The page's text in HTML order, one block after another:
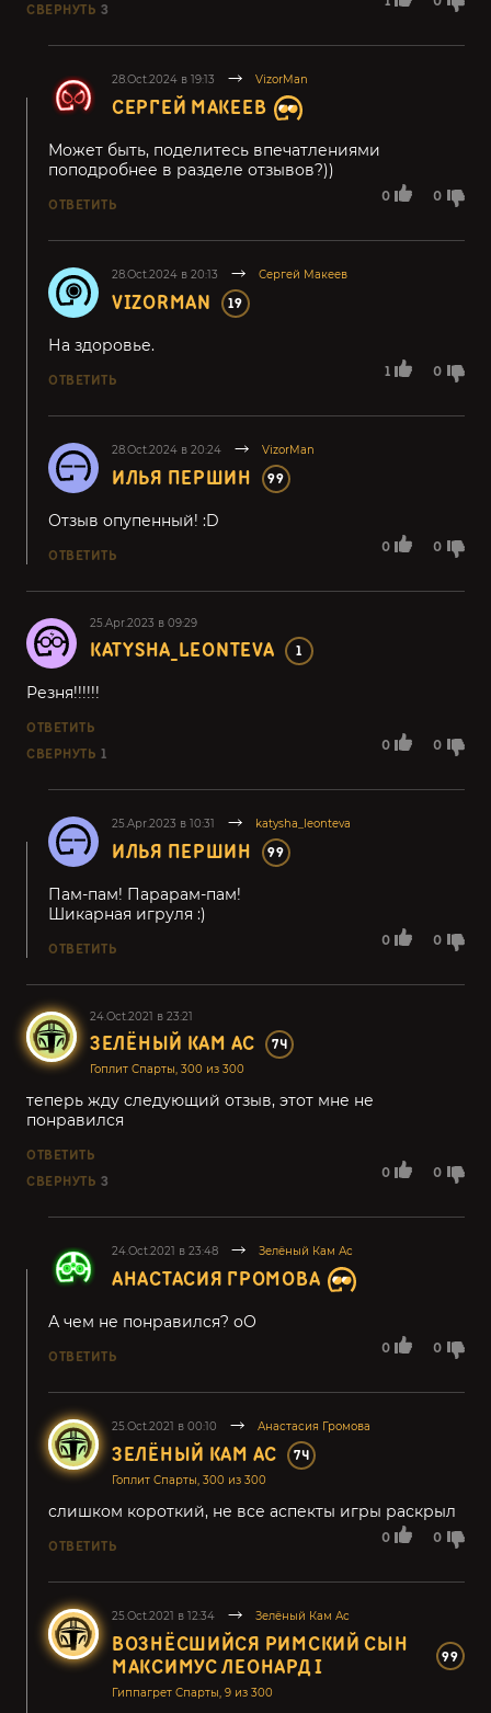
СВЕРНУТЬ 3
28.Oct.2024 в 19:13 VizorMan
СЕРГЕЙ МАКЕЕВ
0 0
Может быть, поделитесь впечатлениями
поподробнее в разделе отзывов?))
ОТВЕТИТЬ
28.Oct.2024 в 20:13 Сергей Макеев
VIZORMAN 19
1 0
На здоровье.
ОТВЕТИТЬ
28.Oct.2024 в 20:24 VizorMan
ИЛЬЯ ПЕРШИН 99
0 0
Отзыв опупенный! :D
ОТВЕТИТЬ
25.Apr.2023 в 09:29
KATYSHA_LEONTEVA 1
0 0
Резня!!!!!!
ОТВЕТИТЬ
СВЕРНУТЬ 1
25.Apr.2023 в 10:31 katysha_leonteva
ИЛЬЯ ПЕРШИН 99
0 0
Пам-пам! Парарам-пам!
Шикарная игруля :)
ОТВЕТИТЬ
24.Oct.2021 в 23:21
ЗЕЛЁНЫЙ КАМ АС 74
Гоплит Спарты, 300 из 300
0 0
теперь жду следующий отзыв, этот мне не
понравился
ОТВЕТИТЬ
СВЕРНУТЬ 3
24.Oct.2021 в 23:48 Зелёный Кам Ас
АНАСТАСИЯ ГРОМОВА
0 0
А чем не понравился? оО
ОТВЕТИТЬ
25.Oct.2021 в 00:10 Анастасия Громова
ЗЕЛЁНЫЙ КАМ АС 74
Гоплит Спарты, 300 из 300
0 0
слишком короткий, не все аспекты игры раскрыл
ОТВЕТИТЬ
25.Oct.2021 в 12:34 Зелёный Кам Ас
ВОЗНЁСШИЙСЯ РИМСКИЙ СЫН
МАКСИМУС ЛЕОНАРД I
99
Гиппагрет Спарты, 9 из 300